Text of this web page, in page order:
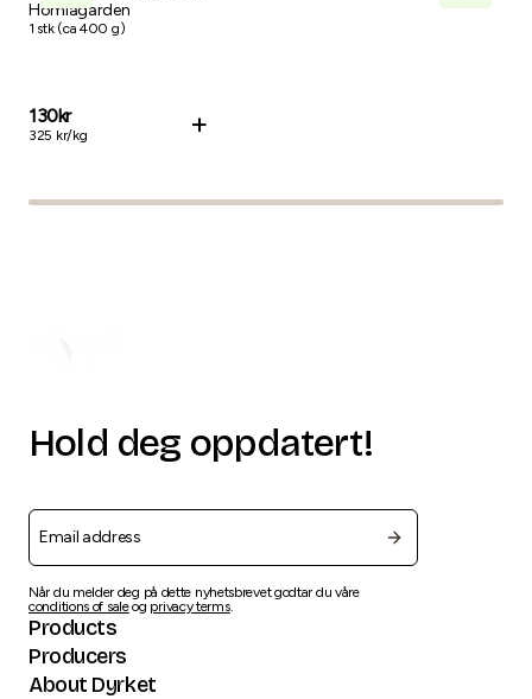
375g
Homlagarden
1 stk(ca400 g)
130kr
325 kr/kg +
Hold deg oppdatert!
Når du melder deg på dette nyhetsbrevet godtar du våre
conditions of saleog privacy terms.
Products
Producers
About Dyrket